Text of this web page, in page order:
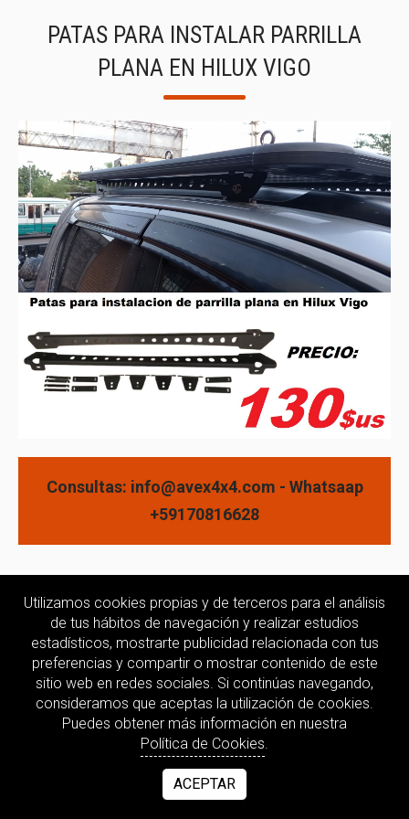
PATAS PARA INSTALAR PARRILLA
PLANA EN HILUX VIGO
Consultas: info@avex4x4.com - Whatsaap
+59170816628
Utilizamos cookies propias y de terceros para el análisis
de tus hábitos de navegación y realizar estudios
estadísticos, mostrarte publicidad relacionada con tus
preferencias y compartir o mostrar contenido de este
sitio web en redes sociales. Si continúas navegando,
consideramos que aceptas la utilización de cookies.
Puedes obtener más información en nuestra
Política de Cookies.
ACEPTAR